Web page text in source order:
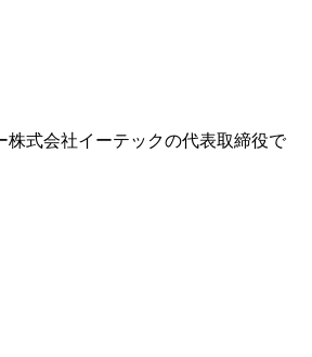
式会社イーテックの代表取締役で